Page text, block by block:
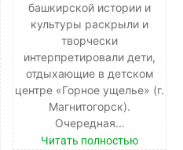
башкирской истории и
культуры раскрыли и
творчески
интерпретировали дети,
отдыхающие в детском
центре «Горное ущелье» (г.
Магнитогорск).
Очередная...
Читать полностью